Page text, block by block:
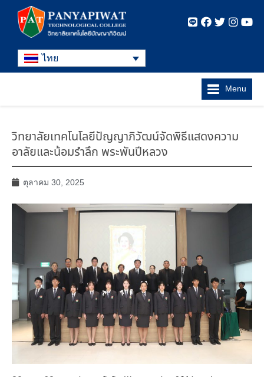
ไทย
Menu
วิทยาลัยเทคโนโลยีปัญญาภิวัฒน์จัดพิธีแสดงความ
อาลัยและน้อมรำลึก พระพันปีหลวง
ตุลาคม 30, 2025